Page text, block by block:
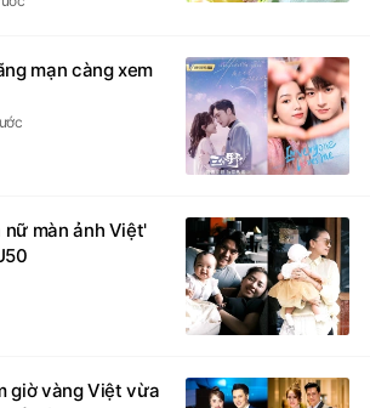
mạn càng xem
màn ảnh Việt'
giờ vàng Việt vừa